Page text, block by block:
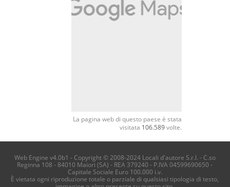
La pagina web di questo paese è stata
visitata 106.589volte.
Web Engine v4.0b1 - Copyright © 2008-2024 Locali d'autore S.r.l. - C.so
Reginna 108 - 84010 Maiori (SA) - REA 379240 - P.IVA 04599690650 -
Capitale Sociale Euro 100.000 i.v.
È vietata ogni riproduzione totale o parziale di qualsiasi tipologia di testo,